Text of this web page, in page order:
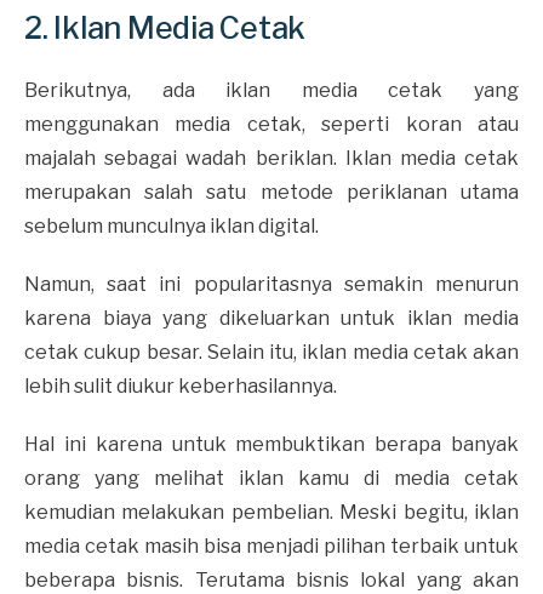
2. Iklan Media Cetak
Berikutnya, ada iklan media cetak yang
menggunakan media cetak, seperti koran atau
majalah sebagai wadah beriklan. Iklan media cetak
merupakan salah satu metode periklanan utama
sebelum munculnya iklan digital.
Namun, saat ini popularitasnya semakin menurun
karena biaya yang dikeluarkan untuk iklan media
cetak cukup besar. Selain itu, iklan media cetak akan
lebih sulit diukur keberhasilannya.
Hal ini karena untuk membuktikan berapa banyak
orang yang melihat iklan kamu di media cetak
kemudian melakukan pembelian. Meski begitu, iklan
media cetak masih bisa menjadi pilihan terbaik untuk
beberapa bisnis. Terutama bisnis lokal yang akan